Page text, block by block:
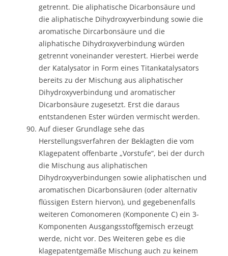
getrennt. Die aliphatische Dicarbonsäure und
die aliphatische Dihydroxyverbindung sowie die
aromatische Dircarbonsäure und die
aliphatische Dihydroxyverbindung würden
getrennt voneinander verestert. Hierbei werde
der Katalysator in Form eines Titankatalysators
bereits zu der Mischung aus aliphatischer
Dihydroxyverbindung und aromatischer
Dicarbonsäure zugesetzt. Erst die daraus
entstandenen Ester würden vermischt werden.
Auf dieser Grundlage sehe das
Herstellungsverfahren der Beklagten die vom
Klagepatent offenbarte „Vorstufe“, bei der durch
die Mischung aus aliphatischen
Dihydroxyverbindungen sowie aliphatischen und
aromatischen Dicarbonsäuren (oder alternativ
flüssigen Estern hiervon), und gegebenenfalls
weiteren Comonomeren (Komponente C) ein 3-
Komponenten Ausgangsstoffgemisch erzeugt
werde, nicht vor. Des Weiteren gebe es die
klagepatentgemäße Mischung auch zu keinem